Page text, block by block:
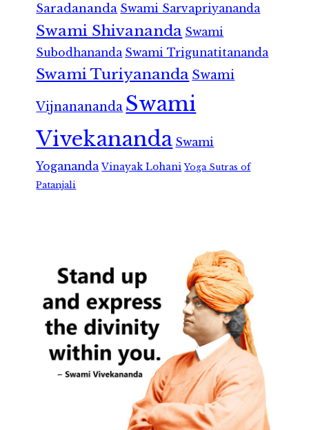
Saradananda Swami Sarvapriyananda
Swami Shivananda Swami
Subodhananda Swami Trigunatitananda
Swami Turiyananda Swami
Vijnanananda Swami
Vivekananda Swami
Yogananda Vinayak Lohani Yoga Sutras of
Patanjali